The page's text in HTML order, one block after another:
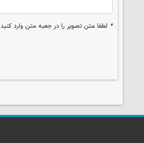
* لطفا متن تصویر را در جعبه متن وارد کنید